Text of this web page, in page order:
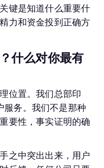
键是知道什么重要什
力和资金投到正确方
什么对你最有
位置。我们总部印
服务。我们不是那种
要性，事实证明的确
之中突出出来，用户